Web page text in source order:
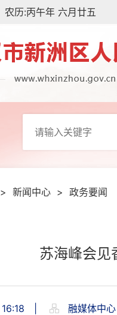
农历:丙午年 六月廿五
> 新闻中心 > 政务要闻
苏海峰会见
融媒体中心